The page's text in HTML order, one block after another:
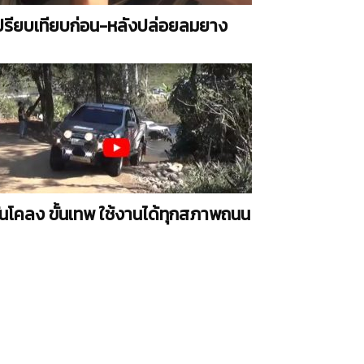
รียบเทียบก่อน-หลังปล่อยลมยาง
โคลง ขั้นเทพ ใช้งานได้ทุกสภาพถนน